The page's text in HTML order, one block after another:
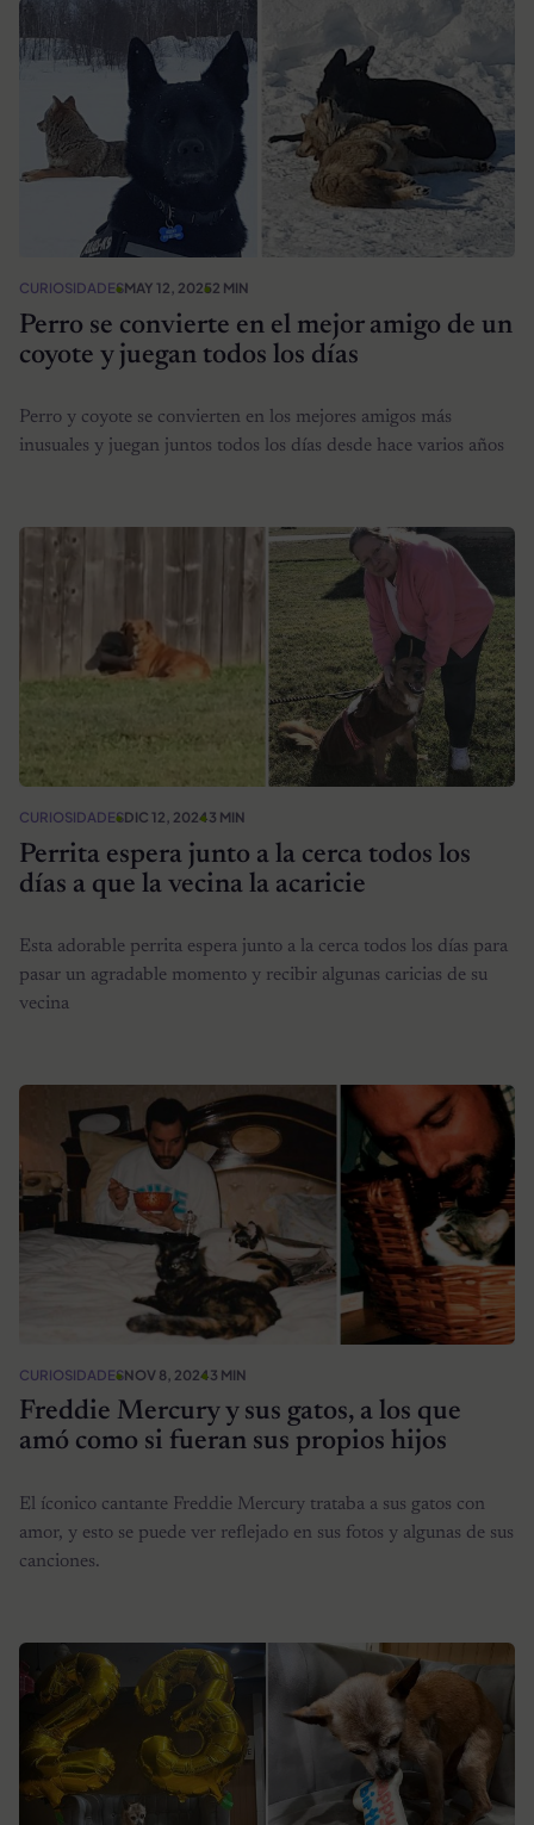
CURIOSIDADESMAY 12, 20252 MIN
Perro se convierte en el mejor amigo de un
coyote y juegan todos los días
Perro y coyote se convierten en los mejores amigos más
inusuales y juegan juntos todos los días desde hace varios años
CURIOSIDADESDIC 12, 20243 MIN
Perrita espera junto a la cerca todos los
días a que la vecina la acaricie
Esta adorable perrita espera junto a la cerca todos los días para
pasar un agradable momento y recibir algunas caricias de su
vecina
CURIOSIDADESNOV 8, 20243 MIN
Freddie Mercury y sus gatos, a los que
amó como si fueran sus propios hijos
El íconico cantante Freddie Mercury trataba a sus gatos con
amor, y esto se puede ver reflejado en sus fotos y algunas de sus
canciones.